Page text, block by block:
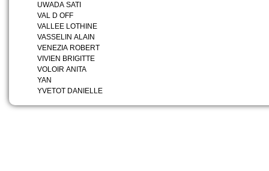
UWADA SATI
VAL D OFF
VALLEE LOTHINE
VASSELIN ALAIN
VENEZIA ROBERT
VIVIEN BRIGITTE
VOLOIR ANITA
YAN
YVETOT DANIELLE